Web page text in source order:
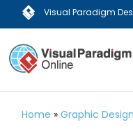
Visual Paradigm
Home »Graphic Design